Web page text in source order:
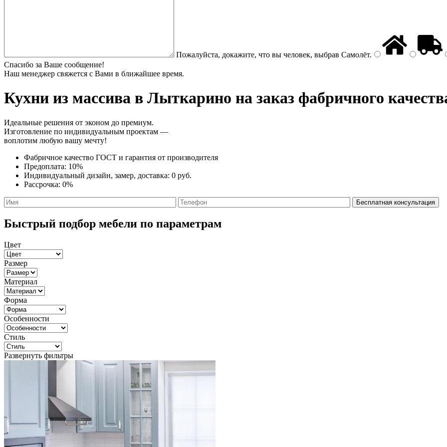
Пожалуйста, докажите, что вы человек, выбрав Самолёт.
Спасибо за Ваше сообщение!
Наш менеджер свяжется с Вами в ближайшее время.
Кухни из массива в Лыткарино на заказ фабричного
Идеальные решения от эконом до премиум.
Изготовление по индивидуальным проектам —
воплотим любую вашу мечту!
Фабричное качество ГОСТ и гарантия от производителя
Предоплата: 10%
Индивидуальный дизайн, замер, доставка: 0 руб.
Рассрочка: 0%
Быстрый подбор мебели по параметрам
Цвет
Размер
Материал
Форма
Особенности
Стиль
Развернуть фильтры